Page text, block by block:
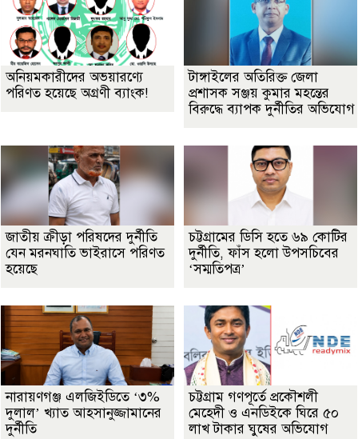
অনিয়মকারীদের অভয়ারণ্যে
পরিণত হয়েছে অগ্রণী ব্যাংক!
টাঙ্গাইলের অতিরিক্ত জেলা
প্রশাসক সঞ্জয় কুমার মহন্তের
বিরুদ্ধে ব্যাপক দুর্নীতির অভিযোগ
জাতীয় ক্রীড়া পরিষদের দুর্নীতি
যেন মরনঘাতি ভাইরাসে পরিণত
হয়েছে
চট্টগ্রামের ডিসি হতে ৬৯ কোটির
দুর্নীতি, ফাঁস হলো উপসচিবের
‘সম্মতিপত্র’
নারায়ণগঞ্জ এলজিইডিতে ‘৩%
দুলাল’ খ্যাত আহসানুজ্জামানের
দুর্নীতি
চট্টগ্রাম গণপূর্তে প্রকৌশলী
মেহেদী ও এনডিইকে ঘিরে ৫০
লাখ টাকার ঘুষের অভিযোগ